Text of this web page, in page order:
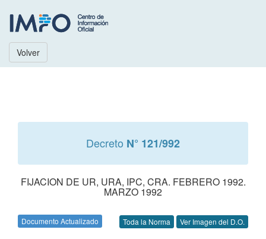
Volver
Decreto N° 121/992
FIJACION DE UR, URA, IPC, CRA. FEBRERO 1992.
MARZO 1992
Documento Actualizado Toda la Norma Ver Imagen del D.O.